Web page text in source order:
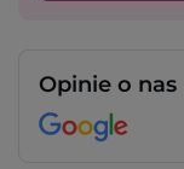
Opinie o nas